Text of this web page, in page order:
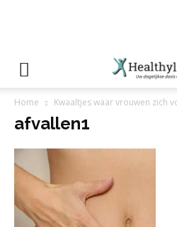
Home Kwaaltjes waar vrouwen zich
afvallen1